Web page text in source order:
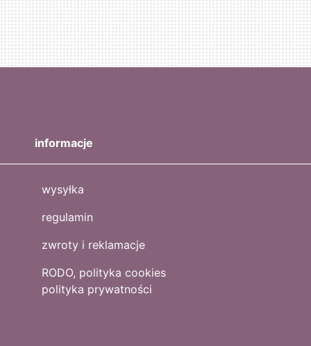
informacje
wysyłka
regulamin
zwroty i reklamacje
RODO, polityka cookies
polityka prywatności